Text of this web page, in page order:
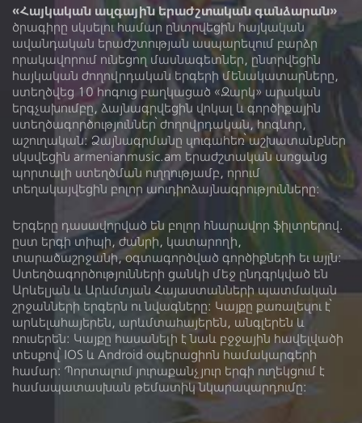
Տարածաշրջան
Հեղինակ
Խաչատուր Տարոնացի, XIII դար
Կատարող
Գործիք
Ձայնադարան Տեսադարան
Մեր մասին Գրադարան
Լիցենզիա
«Հայկական ազգային երաժշտական գանձարան»
ծրագիրը սկսելու համար ընտրվեցին հայկական
ավանդական երաժշտության ասպարեզում բարձր
որակավորում ունեցող մասնագետներ, ընտրվեցին
հայկական ժողովրդական երգերի մենակատարները,
ստեղծվեց 10 հոգուց բաղկացած «Զարկ» արական
երգչախումբը, ձայնագրվեցին վոկալ և գործիքային
ստեղծագործություններ՝ ժողովրդական, հոգևոր,
աշուղական: Ձայնագրմանը զուգահեռ՝ աշխատանքներ
սկսվեցին armenianmusic.am երաժշտական առցանց
պորտալի ստեղծման ուղղությամբ, որում
տեղակայվեցին բոլոր աուդիոձայնագրությունները:
Երգերը դասավորված են բոլոր հնարավոր ֆիլտրերով.
ըստ երգի տիպի, ժանրի, կատարողի,
տարածաշրջանի, օգտագործված գործիքների եւ այլն:
Ստեղծագործությունների ցանկի մեջ ընդգրկված են
Արևելյան և Արևմտյան Հայաստանների պատմական
շրջանների երգերն ու նվագները: Կայքը քառալեզու է՝
արևելահայերեն, արևմտահայերեն, անգլերեն և
ռուսերեն։ Կայքը հասանելի է նաև բջջային հավելվածի
տեսքով՝ IOS և Android օպերացիոն համակարգերի
համար: Պորտալում յուրաքանչյուր երգի ուղեկցում է
համապատասխան թեմատիկ նկարազարդումը: